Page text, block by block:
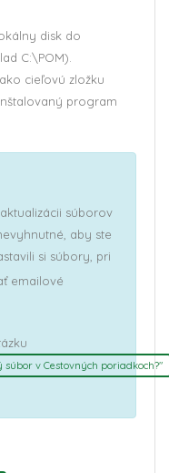
disk do
C:\POM).
cieľovú zložku
program
súborov
aby ste
si súbory, pri
emailové
v Cestovných poriadkoch?"